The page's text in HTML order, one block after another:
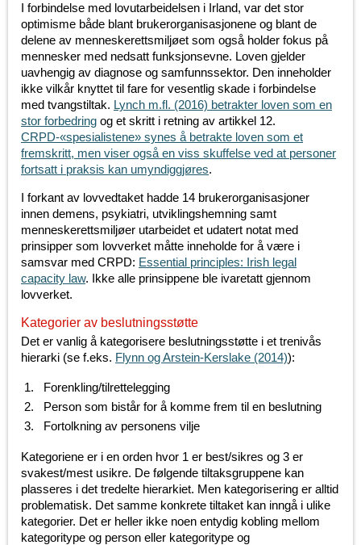
I forbindelse med lovutarbeidelsen i Irland, var det stor
optimisme både blant brukerorganisasjonene og blant de
delene av menneskerettsmiljøet som også holder fokus på
mennesker med nedsatt funksjonsevne. Loven gjelder
uavhengig av diagnose og samfunnssektor. Den inneholder
ikke vilkår knyttet til fare for vesentlig skade i forbindelse
med tvangstiltak. Lynch m.fl. (2016) betrakter loven som en
stor forbedring og et skritt i retning av artikkel 12.
CRPD-«spesialistene» synes å betrakte loven som et
fremskritt, men viser også en viss skuffelse ved at personer
fortsatt i praksis kan umyndiggjøres.
I forkant av lovvedtaket hadde 14 brukerorganisasjoner
innen demens, psykiatri, utviklingshemning samt
menneskerettsmiljøer utarbeidet et udatert notat med
prinsipper som lovverket måtte inneholde for å være i
samsvar med CRPD: Essential principles: Irish legal
capacity law. Ikke alle prinsippene ble ivaretatt gjennom
lovverket.
Kategorier av beslutningsstøtte
Det er vanlig å kategorisere beslutningsstøtte i et trenivås
hierarki (se f.eks. Flynn og Arstein-Kerslake (2014)):
Forenkling/tilrettelegging
Person som bistår for å komme frem til en beslutning
Fortolkning av personens vilje
Kategoriene er i en orden hvor 1 er best/sikres og 3 er
svakest/mest usikre. De følgende tiltaksgruppene kan
plasseres i det tredelte hierarkiet. Men kategorisering er alltid
problematisk. Det samme konkrete tiltaket kan inngå i ulike
kategorier. Det er heller ikke noen entydig kobling mellom
kategoritype og person eller kategoritype og